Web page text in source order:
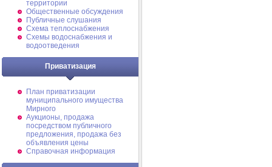
территории
Общественные обсуждения
Публичные слушания
Схема теплоснабжения
Схемы водоснабжения и
водоотведения
Приватизация
План приватизации
муниципального имущества
Мирного
Аукционы, продажа
посредством публичного
предложения, продажа без
объявления цены
Справочная информация